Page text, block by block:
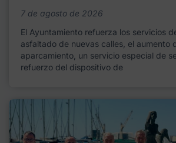
7 de agosto de 2026
El Ayuntamiento refuerza los servicios
asfaltado de nuevas calles, el aumento
aparcamiento, un servicio especial de
refuerzo del dispositivo de